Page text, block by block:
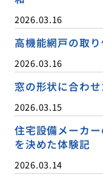
2026.03.16
高機能網戸の取
2026.03.16
窓の形状に合わ
2026.03.15
住宅設備メーカ
を決めた体験記
2026.03.14